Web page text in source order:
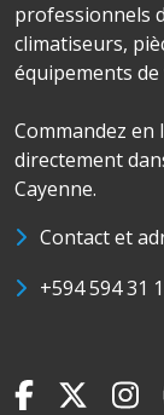
professionnels
climatiseurs,
équipements
Commandez
directement
Cayenne.
Contact et
+594 594 31